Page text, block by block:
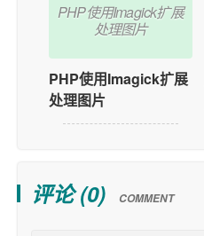
PHP使用Imagick扩展
处理图片
PHP使用Imagick扩展
处理图片
评论 (0) COMMENT